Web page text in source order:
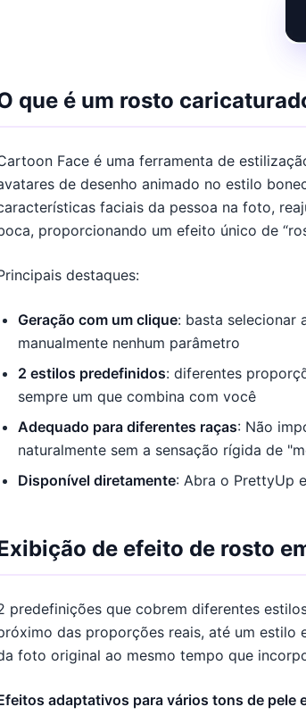
que é um rosto
Face é uma ferramenta de
de desenho animado no estilo
faciais da pessoa na foto,
proporcionando um efeito único de
destaques:
Geração com um clique: basta selecionar
manualmente nenhum parâmetro
2 estilos predefinidos: diferentes
sempre um que combina com você
Adequado para diferentes raças: Não
naturalmente sem a sensação rígida de
Disponível diretamente: Abra o PrettyUp
de efeito de rosto
predefinições que cobrem diferentes
das proporções reais, até um estilo
foto original ao mesmo tempo que
adaptativos para vários tons de pele